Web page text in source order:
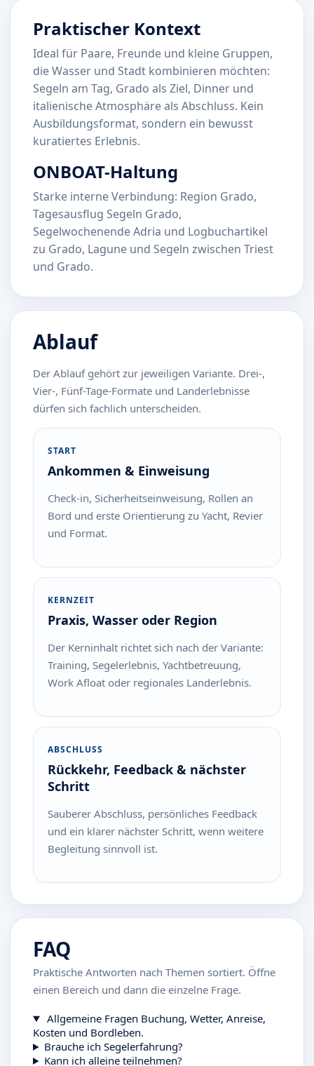
Praktischer Kontext
Ideal für Paare, Freunde und kleine Gruppen,
die Wasser und Stadt kombinieren möchten:
Segeln am Tag, Grado als Ziel, Dinner und
italienische Atmosphäre als Abschluss. Kein
Ausbildungsformat, sondern ein bewusst
kuratiertes Erlebnis.
ONBOAT-Haltung
Starke interne Verbindung: Region Grado,
Tagesausflug Segeln Grado,
Segelwochenende Adria und Logbuchartikel
zu Grado, Lagune und Segeln zwischen Triest
und Grado.
Ablauf
Der Ablauf gehört zur jeweiligen Variante. Drei-,
Vier-, Fünf-Tage-Formate und Landerlebnisse
dürfen sich fachlich unterscheiden.
START
Ankommen & Einweisung
Check-in, Sicherheitseinweisung, Rollen an
Bord und erste Orientierung zu Yacht, Revier
und Format.
KERNZEIT
Praxis, Wasser oder Region
Der Kerninhalt richtet sich nach der Variante:
Training, Segelerlebnis, Yachtbetreuung,
Work Afloat oder regionales Landerlebnis.
ABSCHLUSS
Rückkehr, Feedback & nächster
Schritt
Sauberer Abschluss, persönliches Feedback
und ein klarer nächster Schritt, wenn weitere
Begleitung sinnvoll ist.
FAQ
Praktische Antworten nach Themen sortiert. Öffne
einen Bereich und dann die einzelne Frage.
Allgemeine Fragen Buchung, Wetter, Anreise,
Kosten und Bordleben.
Brauche ich Segelerfahrung?
Kann ich alleine teilnehmen?